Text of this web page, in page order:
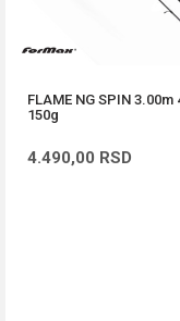
FLAME NG SPIN 3.00m
150g
4.490,00 RSD